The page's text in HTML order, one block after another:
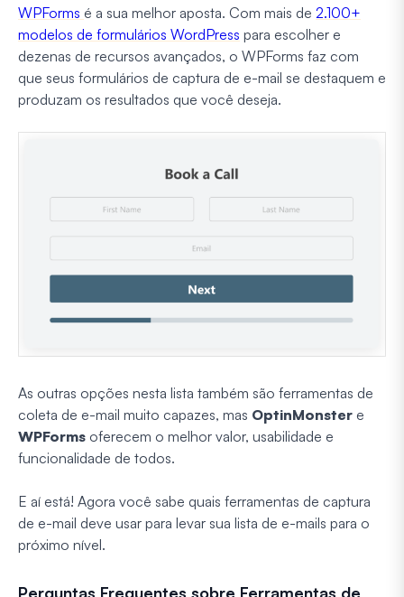
WPForms é a sua melhor aposta. Com mais de 2.100+
modelos de formulários WordPress para escolher e
dezenas de recursos avançados, o WPForms faz com
que seus formulários de captura de e-mail se destaquem e
produzam os resultados que você deseja.
As outras opções nesta lista também são ferramentas de
coleta de e-mail muito capazes, mas OptinMonster e
WPForms oferecem o melhor valor, usabilidade e
funcionalidade de todos.
E aí está! Agora você sabe quais ferramentas de captura
de e-mail deve usar para levar sua lista de e-mails para o
próximo nível.
Perguntas Frequentes sobre Ferramentas de